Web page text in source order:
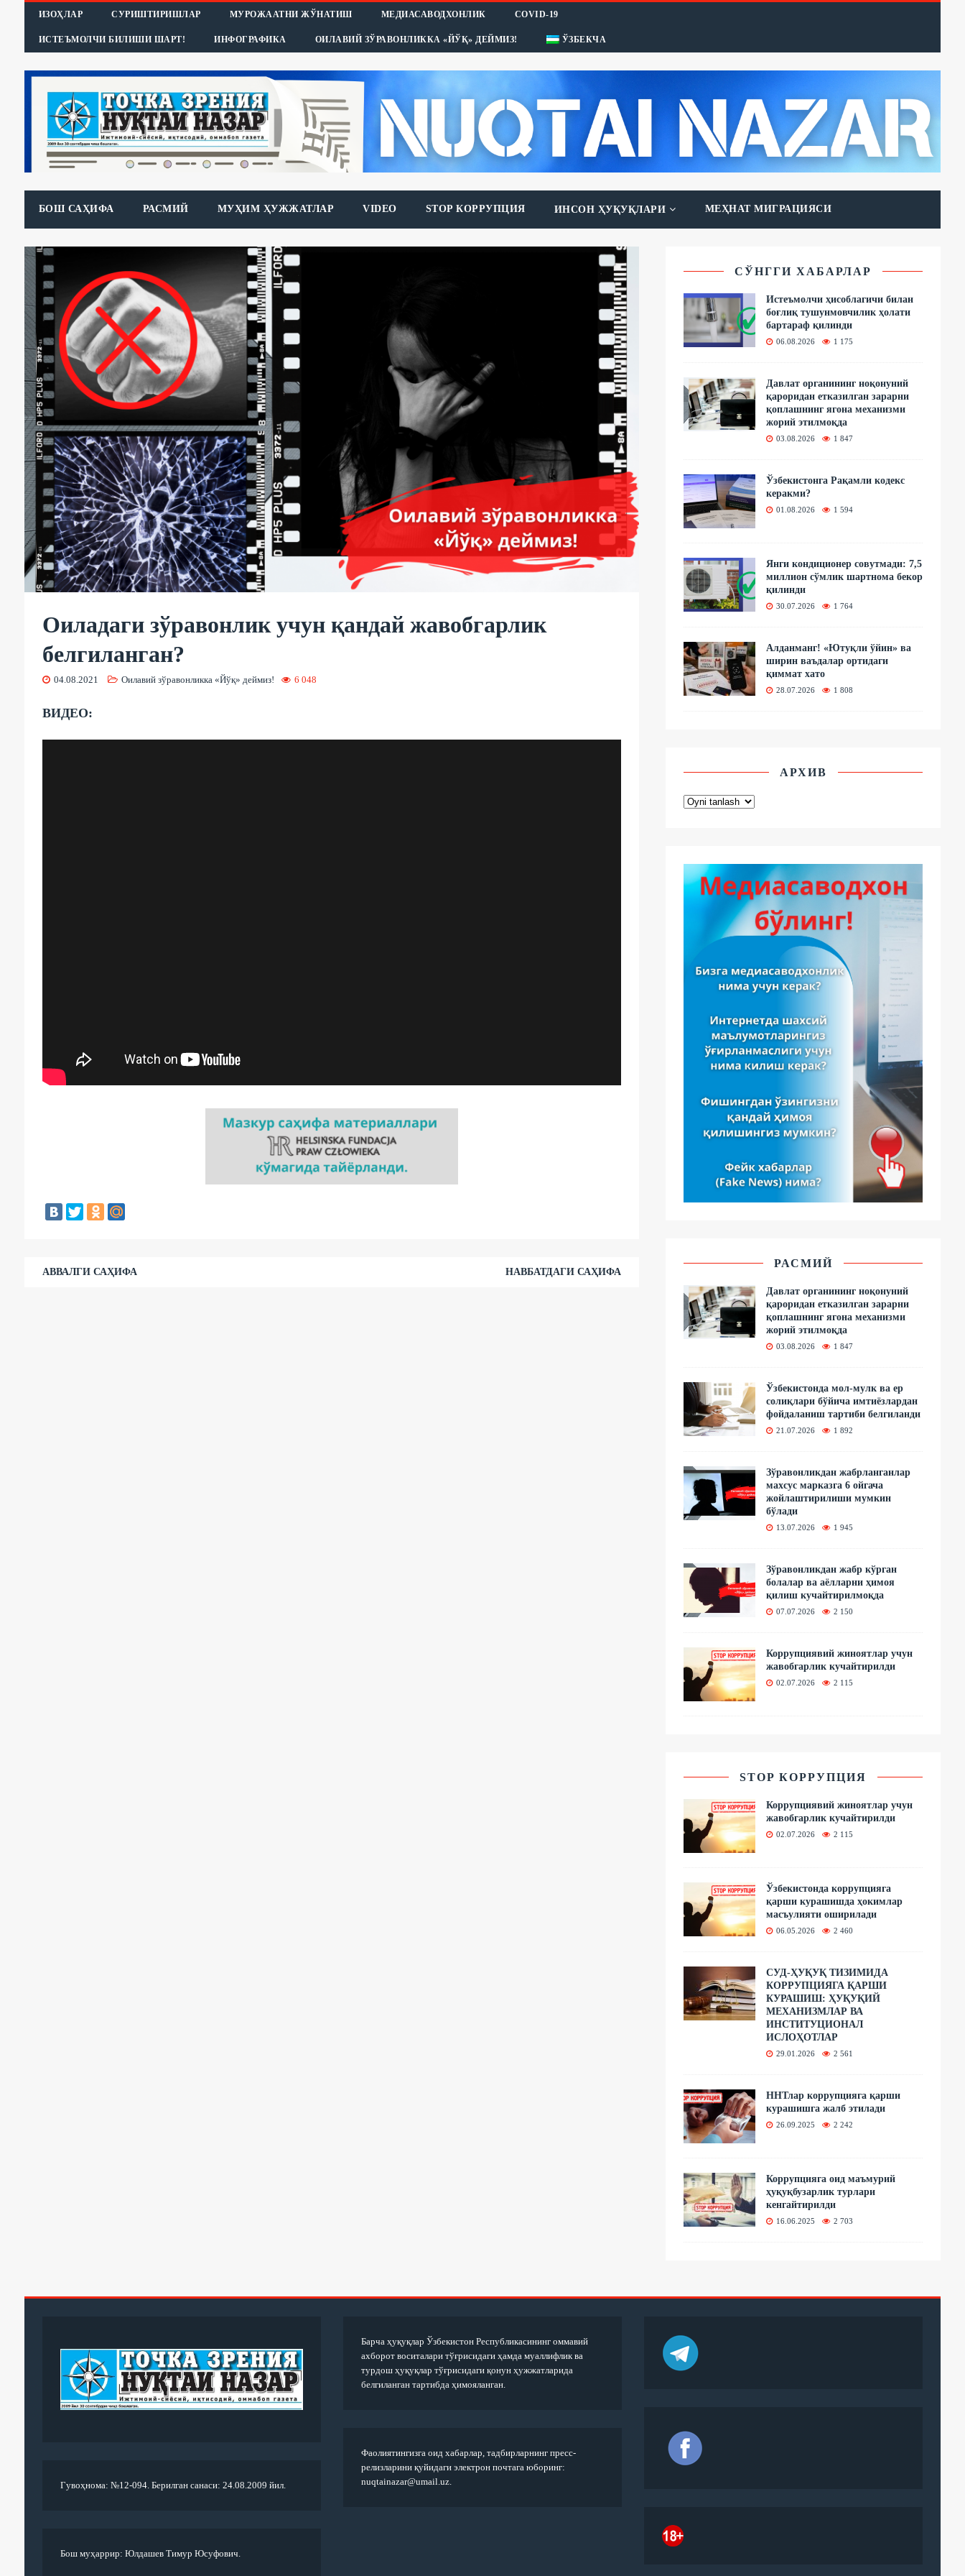
ИЗОҲЛАР СУРИШТИРИШЛАР МУРОЖААТНИ ЖЎНАТИШ МЕДИАСАВОДХОНЛИК COVID-19
ИСТЕЪМОЛЧИ БИЛИШИ ШАРТ! ИНФОГРАФИКА ОИЛАВИЙ ЗЎРАВОНЛИККА «ЙЎҚ» ДЕЙМИЗ! ЎЗБЕКЧА
БОШ САҲИФА РАСМИЙ МУҲИМ ҲУЖЖАТЛАР VIDEO STOP КОРРУПЦИЯ ИНСОН ҲУҚУҚЛАРИ МЕҲНАТ МИГРАЦИЯСИ
Оиладаги зўравонлик учун қандай жавобгарлик
белгиланган?
04.08.2021 Оилавий зўравонликка «Йўқ» деймиз! 6 048
ВИДЕО:
АВВАЛГИ САҲИФА НАВБАТДАГИ САҲИФА
СЎНГГИ ХАБАРЛАР
Истеъмолчи ҳисоблагичи билан
боғлиқ тушунмовчилик ҳолати
бартараф қилинди
06.08.2026 1 175
Давлат органининг ноқонуний
қароридан етказилган зарарни
қоплашнинг ягона механизми
жорий этилмоқда
03.08.2026 1 847
Ўзбекистонга Рақамли кодекс
керакми?
01.08.2026 1 594
Янги кондиционер совутмади: 7,5
миллион сўмлик шартнома бекор
қилинди
30.07.2026 1 764
Алданманг! «Ютуқли ўйин» ва
ширин ваъдалар ортидаги
қиммат хато
28.07.2026 1 808
АРХИВ
РАСМИЙ
Давлат органининг ноқонуний
қароридан етказилган зарарни
қоплашнинг ягона механизми
жорий этилмоқда
03.08.2026 1 847
Ўзбекистонда мол-мулк ва ер
солиқлари бўйича имтиёзлардан
фойдаланиш тартиби белгиланди
21.07.2026 1 892
Зўравонликдан жабрланганлар
махсус марказга 6 ойгача
жойлаштирилиши мумкин
бўлади
13.07.2026 1 945
Зўравонликдан жабр кўрган
болалар ва аёлларни ҳимоя
қилиш кучайтирилмоқда
07.07.2026 2 150
Коррупциявий жиноятлар учун
жавобгарлик кучайтирилди
02.07.2026 2 115
STOP КОРРУПЦИЯ
Коррупциявий жиноятлар учун
жавобгарлик кучайтирилди
02.07.2026 2 115
Ўзбекистонда коррупцияга
қарши курашишда ҳокимлар
масъулияти оширилади
06.05.2026 2 460
СУД-ҲУҚУҚ ТИЗИМИДА
КОРРУПЦИЯГА ҚАРШИ
КУРАШИШ: ҲУҚУҚИЙ
МЕХАНИЗМЛАР ВА
ИНСТИТУЦИОНАЛ
ИСЛОҲОТЛАР
29.01.2026 2 561
ННТлар коррупцияга қарши
курашишга жалб этилади
26.09.2025 2 242
Коррупцияга оид маъмурий
ҳуқуқбузарлик турлари
кенгайтирилди
16.06.2025 2 703
Гувоҳнома: №12-094. Берилган санаси: 24.08.2009 йил.
Бош муҳаррир: Юлдашев Тимур Юсуфович.
Барча ҳуқуқлар Ўзбекистон Республикасининг оммавий
ахборот воситалари тўғрисидаги ҳамда муаллифлик ва
турдош ҳуқуқлар тўғрисидаги қонун ҳужжатларида
белгиланган тартибда ҳимояланган.
Фаолиятингизга оид хабарлар, тадбирларнинг пресс-
релизларини қуйидаги электрон почтага юборинг:
nuqtainazar@umail.uz.